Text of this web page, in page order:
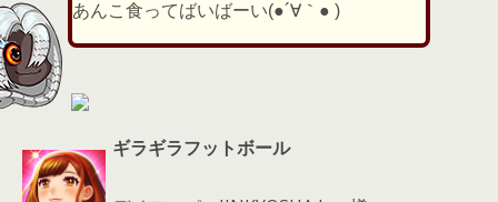
あんこ食ってばいばーい(●´∀｀● )
ギラギラフットボール